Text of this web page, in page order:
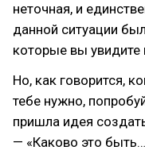
неточная, и
данной ситуации
которые вы увидите
Но, как говорится,
тебе нужно,
пришла идея
— «Каково это